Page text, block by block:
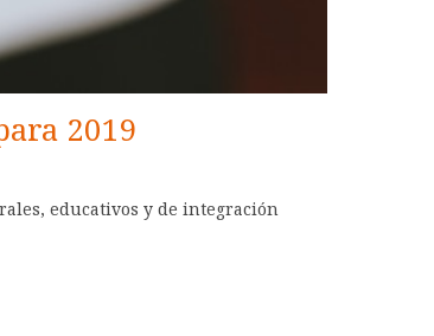
2019
educativos y de integración